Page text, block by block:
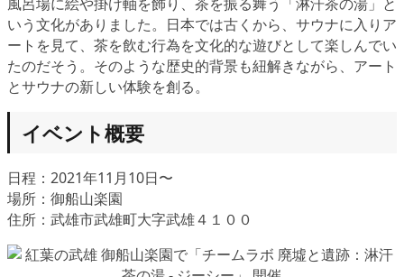
風呂場に絵や掛け軸を飾り、茶を振る舞う「淋汗茶の湯」と
いう文化がありました。日本では古くから、サウナに入りア
ートを見て、茶を飲む行為を文化的な遊びとして楽しんでい
たのだそう。そのような歴史的背景も紐解きながら、アート
とサウナの新しい体験を創る。
イベント概要
日程：2021年11月10日〜
場所：御船山楽園
住所：武雄市武雄町大字武雄４１００